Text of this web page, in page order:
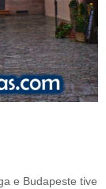
e Budapeste tive